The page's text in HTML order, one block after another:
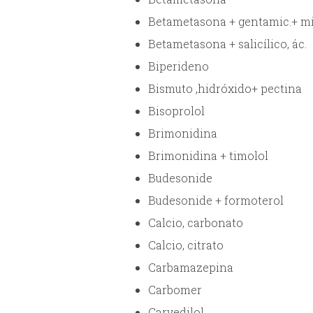
Betametasona + gentamic.+
Betametasona + salicílico, ác.
Biperideno
Bismuto ,hidróxido+ pectina
Bisoprolol
Brimonidina
Brimonidina + timolol
Budesonide
Budesonide + formoterol
Calcio, carbonato
Calcio, citrato
Carbamazepina
Carbomer